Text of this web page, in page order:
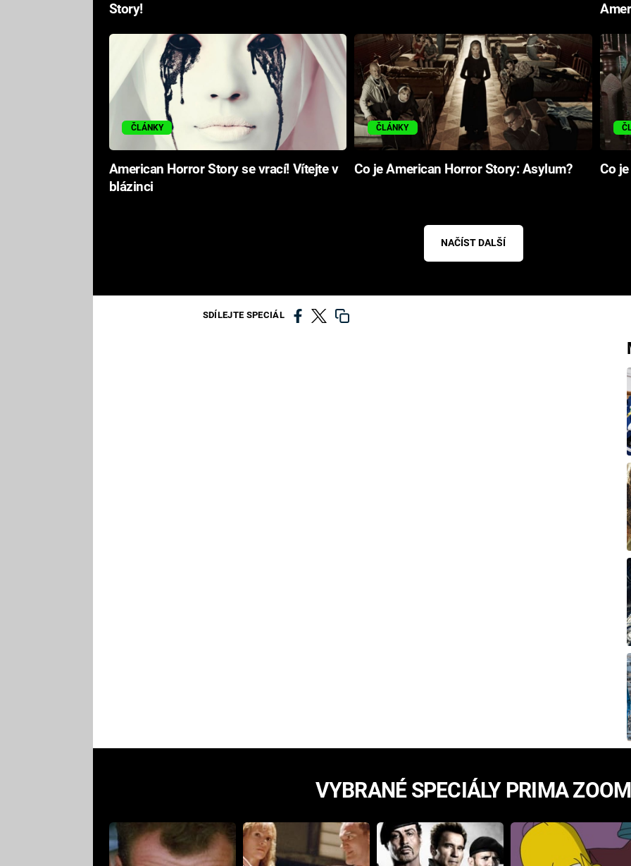
Story!
ČLÁNKY
American Horror Story se vrací! Vítejte v
blázinci
ČLÁNKY
Co je American Horror Story: Asylum? Co
NAČÍST DALŠÍ
SDÍLEJTE SPECIÁL
VYBRANÉ SPECIÁLY PRIMA ZOOM